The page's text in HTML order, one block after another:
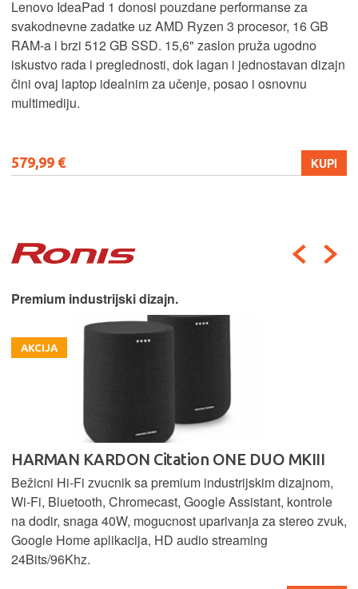
Lenovo IdeaPad 1 donosi pouzdane performanse za
svakodnevne zadatke uz AMD Ryzen 3 procesor, 16 GB
RAM-a i brzi 512 GB SSD. 15,6" zaslon pruža ugodno
iskustvo rada i preglednosti, dok lagan i jednostavan dizajn
čini ovaj laptop idealnim za učenje, posao i osnovnu
multimediju.
579,99 € KUPI
Premium industrijski dizajn.
AKCIJA
HARMAN KARDON Citation ONE DUO MKIII
Bežicni Hi-Fi zvucnik sa premium industrijskim dizajnom,
Wi-Fi, Bluetooth, Chromecast, Google Assistant, kontrole
na dodir, snaga 40W, mogucnost uparivanja za stereo zvuk,
Google Home aplikacija, HD audio streaming
24Bits/96Khz.